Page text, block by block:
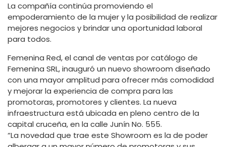
La compañía continúa promoviendo el
empoderamiento de la mujer y la posibilidad de realizar
mejores negocios y brindar una oportunidad laboral
para todos.
Femenina Red, el canal de ventas por catálogo de
Femenina SRL, inauguró un nuevo showroom diseñado
con una mayor amplitud para ofrecer más comodidad
y mejorar la experiencia de compra para las
promotoras, promotores y clientes. La nueva
infraestructura está ubicada en pleno centro de la
capital cruceña, en la calle Junín No. 555.
“La novedad que trae este Showroom es la de poder